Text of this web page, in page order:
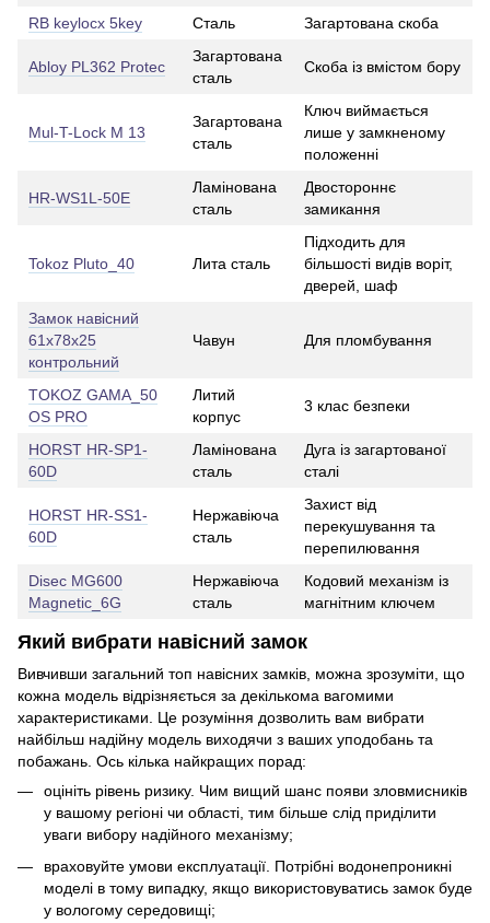
RB keylocx 5key
Сталь Загартована скоба
Abloy PL362 Protec
Загартована
сталь
Скоба із вмістом бору
Mul-T-Lock M 13
Загартована
сталь
Ключ виймається
лише у замкненому
положенні
HR-WS1L-50E
Ламінована
сталь
Двостороннє
замикання
Tokoz Pluto_40 Лита сталь
Підходить для
більшості видів воріт,
дверей, шаф
Замок навісний
61х78х25
контрольний
Чавун Для пломбування
TOKOZ GAMA_50
OS PRO
Литий
корпус
3 клас безпеки
HORST HR-SP1-
60D
Ламінована
сталь
Дуга із загартованої
сталі
HORST HR-SS1-
60D
Нержавіюча
сталь
Захист від
перекушування та
перепилювання
Disec MG600
Magnetic_6G
Нержавіюча
сталь
Кодовий механізм із
магнітним ключем
Який вибрати навісний замок
Вивчивши загальний топ навісних замків, можна зрозуміти, що
кожна модель відрізняється за декількома вагомими
характеристиками. Це розуміння дозволить вам вибрати
найбільш надійну модель виходячи з ваших уподобань та
побажань. Ось кілька найкращих порад:
оцініть рівень ризику. Чим вищий шанс появи зловмисників
у вашому регіоні чи області, тим більше слід приділити
уваги вибору надійного механізму;
враховуйте умови експлуатації. Потрібні водонепроникні
моделі в тому випадку, якщо використовуватись замок буде
у вологому середовищі;